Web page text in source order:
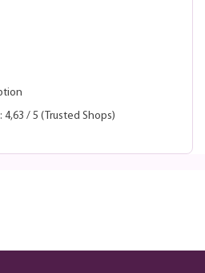
/ 5 (Trusted Shops)